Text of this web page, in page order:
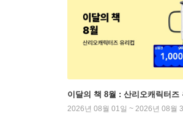
이달의 책 8월 : 산리오캐릭터즈
2026년 08월 01일 ~ 2026년 08월